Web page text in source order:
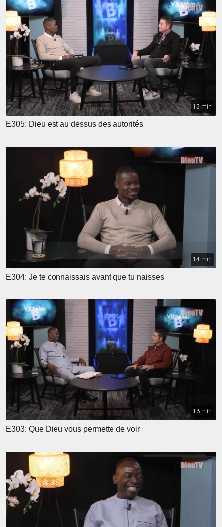
15 min
E305: Dieu est au dessus des autorités
14 min
E304: Je te connaissais avant que tu naisses
16 min
E303: Que Dieu vous permette de voir